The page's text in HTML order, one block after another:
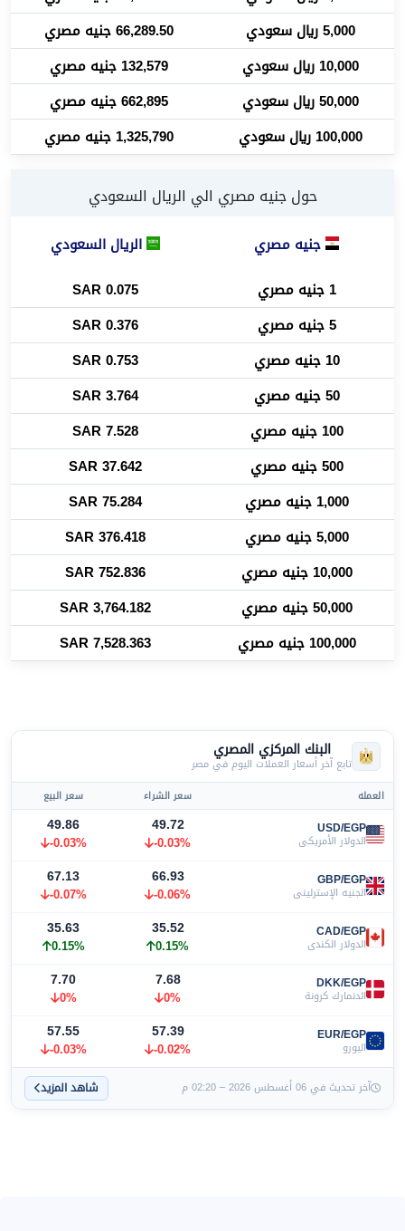
5,000 ريال سعودي
66,289.50 جنيه مصري
10,000 ريال سعودي
132,579 جنيه مصري
50,000 ريال سعودي
662,895 جنيه مصري
100,000 ريال سعودي
1,325,790 جنيه مصري
حول جنيه مصري الي الريال السعودي
جنيه مصري
الريال السعودي
1 جنيه مصري
0.075 SAR
5 جنيه مصري
0.376 SAR
10 جنيه مصري
0.753 SAR
50 جنيه مصري
3.764 SAR
100 جنيه مصري
7.528 SAR
500 جنيه مصري
37.642 SAR
1,000 جنيه مصري
75.284 SAR
5,000 جنيه مصري
376.418 SAR
10,000 جنيه مصري
752.836 SAR
50,000 جنيه مصري
3,764.182 SAR
100,000 جنيه مصري
7,528.363 SAR
البنك المركزي المصري
تابع آخر أسعار العملات اليوم في مصر
العمله سعر الشراء سعر البيع
USD/EGP
الدولار الأمريكي
49.72
-0.03%
49.86
-0.03%
GBP/EGP
الجنيه الإسترليني
66.93
-0.06%
67.13
-0.07%
CAD/EGP
الدولار الكندي
35.52
0.15%
35.63
0.15%
DKK/EGP
الدنمارك كرونة
7.68
0%
7.70
0%
EUR/EGP
اليورو
57.39
-0.02%
57.55
-0.03%
آخر تحديث في 06 أغسطس 2026 – 02:20 م شاهد المزيد